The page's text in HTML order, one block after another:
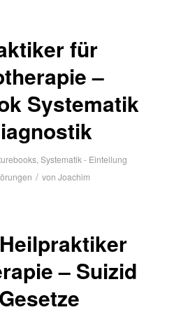
für
–
Systematik
, Systematik - Einteilung
/ von Joachim
– Suizid